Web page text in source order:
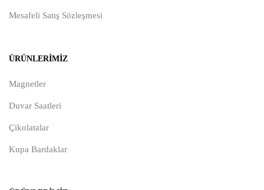
Mesafeli Satış Sözleşmesi
ÜRÜNLERIMIZ
Magnetler
Duvar Saatleri
Çikolatalar
Kupa Bardaklar